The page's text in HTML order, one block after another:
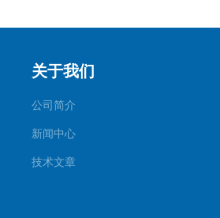
关于我们
公司简介
新闻中心
技术文章